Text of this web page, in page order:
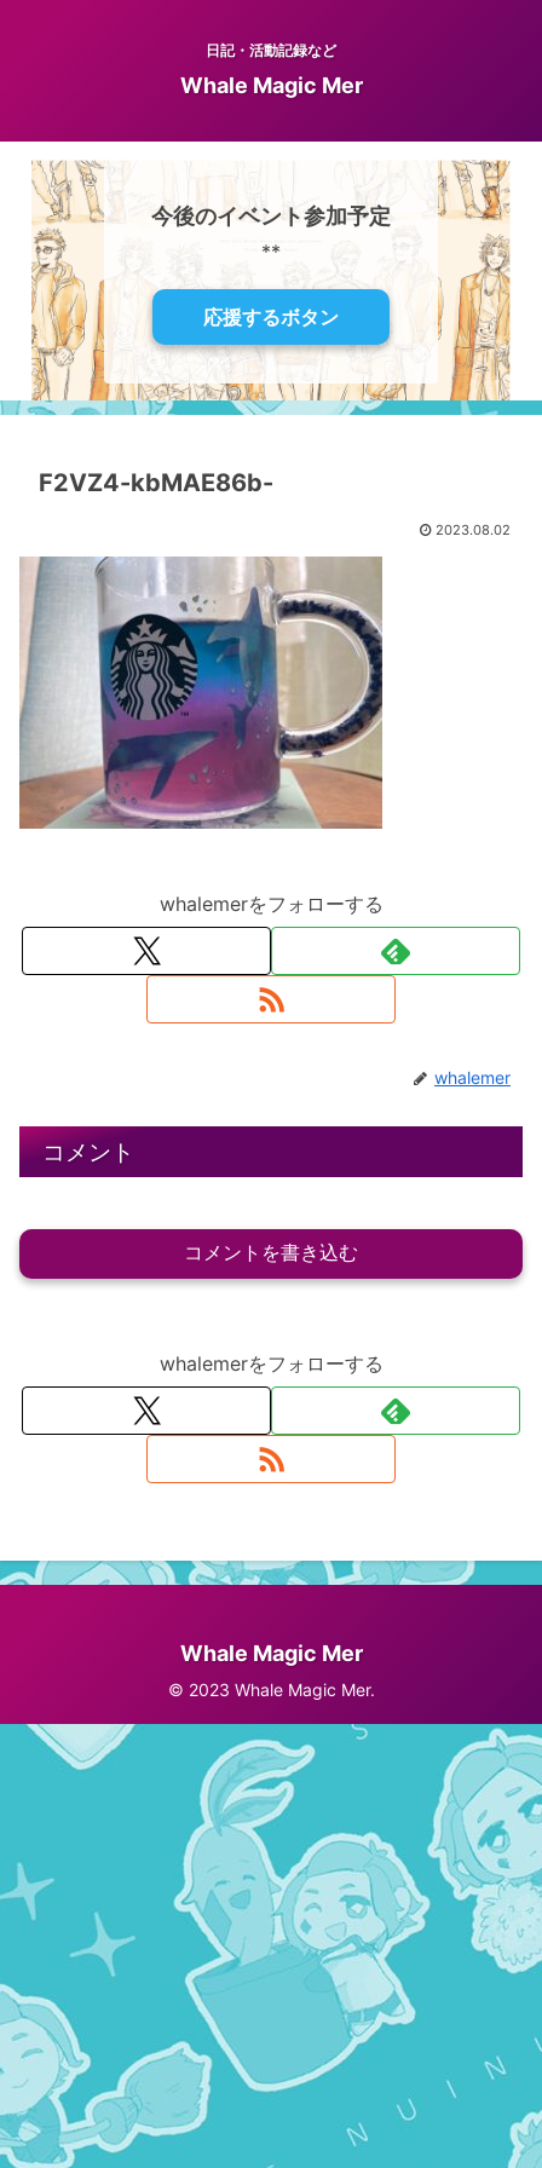
日記・活動記録など
Whale Magic Mer
今後のイベント参加予定
**
応援するボタン
F2VZ4-kbMAE86b-
2023.08.02
whalemerをフォローする
whalemer
コメント
コメントを書き込む
whalemerをフォローする
Whale Magic Mer
© 2023 Whale Magic Mer.